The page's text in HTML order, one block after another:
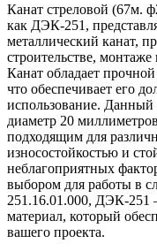
Канат стреловой (67м.
как ДЭК-251,
металлический канат,
строительстве,
Канат обладает
что обеспечивает его
использование. Данный
диаметр 20
подходящим для
износостойкостью и
неблагоприятных
выбором для работы в
251.16.01.000, ДЭК-
материал, который
вашего проекта.